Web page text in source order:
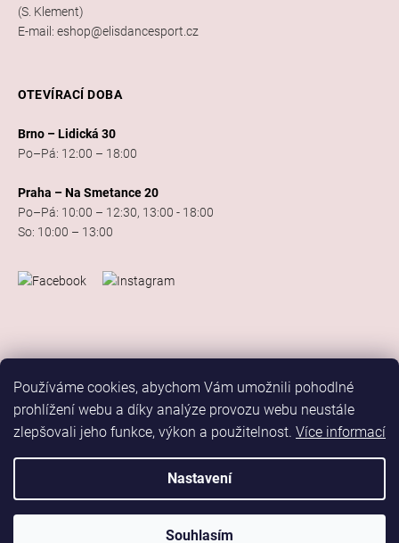
Používáme cookies, abychom Vám umožnili pohodlné
prohlížení webu a díky analýze provozu webu neustále
zlepšovali jeho funkce, výkon a použitelnost. Více informací
Nastavení
Souhlasím
(S. Klement)
E-mail: eshop@elisdancesport.cz
OTEVÍRACÍ DOBA
Brno – Lidická 30
Po–Pá: 12:00 – 18:00
Praha – Na Smetance 20
Po–Pá: 10:00 – 12:30, 13:00 - 18:00
So: 10:00 – 13:00
Vytvořil Shoptet
Elis Dance Sport . Všechna práva vyhrazena.
Upravit nastavení cookiesMarketing